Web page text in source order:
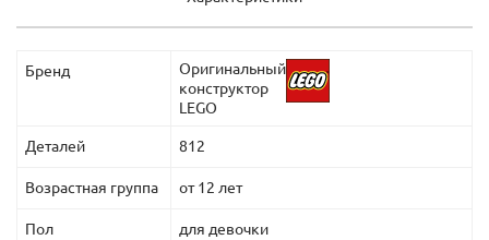
Бренд
Оригинальный
конструктор
LEGO
Деталей 812
Возрастная группа от 12 лет
Пол для девочки